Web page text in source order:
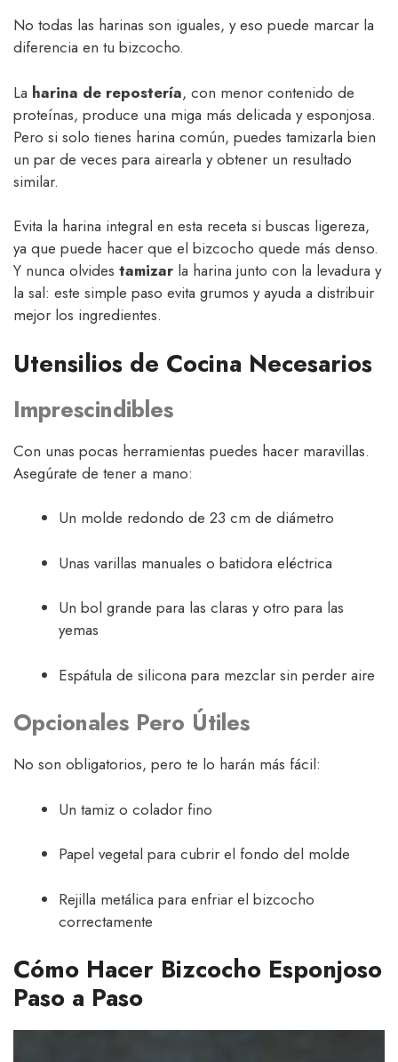
No todas las harinas son iguales, y eso puede marcar la
diferencia en tu bizcocho.
La harina de repostería, con menor contenido de
proteínas, produce una miga más delicada y esponjosa.
Pero si solo tienes harina común, puedes tamizarla bien
un par de veces para airearla y obtener un resultado
similar.
Evita la harina integral en esta receta si buscas ligereza,
ya que puede hacer que el bizcocho quede más denso.
Y nunca olvides tamizar la harina junto con la levadura y
la sal: este simple paso evita grumos y ayuda a distribuir
mejor los ingredientes.
Utensilios de Cocina Necesarios
Imprescindibles
Con unas pocas herramientas puedes hacer maravillas.
Asegúrate de tener a mano:
Un molde redondo de 23 cm de diámetro
Unas varillas manuales o batidora eléctrica
Un bol grande para las claras y otro para las
yemas
Espátula de silicona para mezclar sin perder aire
Opcionales Pero Útiles
No son obligatorios, pero te lo harán más fácil:
Un tamiz o colador fino
Papel vegetal para cubrir el fondo del molde
Rejilla metálica para enfriar el bizcocho
correctamente
Cómo Hacer Bizcocho Esponjoso
Paso a Paso